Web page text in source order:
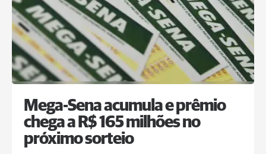
Mega-Sena acumula e prêmio
chega a R$ 165 milhões no
próximo sorteio